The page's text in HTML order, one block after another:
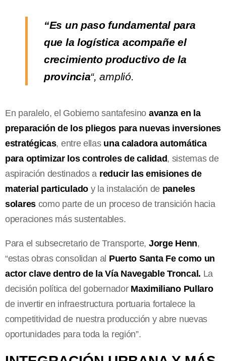
“Es un paso fundamental para
que la logística acompañe el
crecimiento productivo de la
provincia“, amplió.
En paralelo, el Gobierno santafesino avanza en la
preparación de los pliegos para nuevas inversiones
estratégicas, entre ellas una caladora automática
para optimizar los controles de calidad, sistemas de
aspiración destinados a reducir las emisiones de
material particulado y la instalación de paneles
solarescomo parte de un proceso de transición hacia
operaciones más sustentables.
Para el subsecretario de Transporte, Jorge Henn,
“estas obras consolidan al Puerto Santa Fe como un
actor clave dentro de la Vía Navegable Troncal. La
decisión política del gobernador Maximiliano Pullaro
de invertir en infraestructura portuaria fortalece la
competitividad de nuestra producción y abre nuevas
oportunidades para toda la región”.